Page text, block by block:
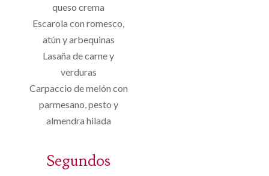
queso crema
Escarola con romesco,
atún y arbequinas
Lasaña de carne y
verduras
Carpaccio de melón con
parmesano, pesto y
almendra hilada
Segundos